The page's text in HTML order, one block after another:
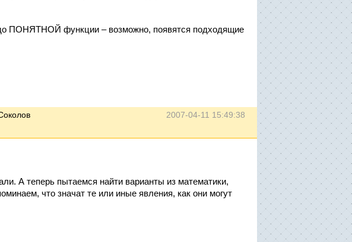
ПОНЯТНОЙ функции – возможно, появятся подходящие
2007-04-11 15:49:38
А теперь пытаемся найти варианты из математики,
что значат те или иные явления, как они могут